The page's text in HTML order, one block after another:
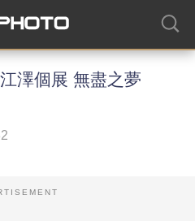
澤個展 無盡之夢